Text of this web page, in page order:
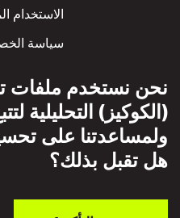
الاستخدام
سياسة
نحن نستخدم ملفات
(الكوكيز) التحليلية
ولمساعدتنا على
هل تقبل بذلك؟